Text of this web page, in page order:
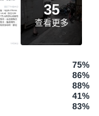
35
查看更多
75%
86%
88%
41%
83%